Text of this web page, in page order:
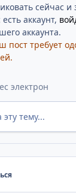
сейчас и
аккаунт,
аккаунта.
пост требует
тему...